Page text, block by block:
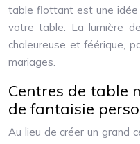
table flottant est une idée
votre table. La lumière
chaleureuse et féérique,
mariages.
Centres de table
de fantaisie
Au lieu de créer un grand